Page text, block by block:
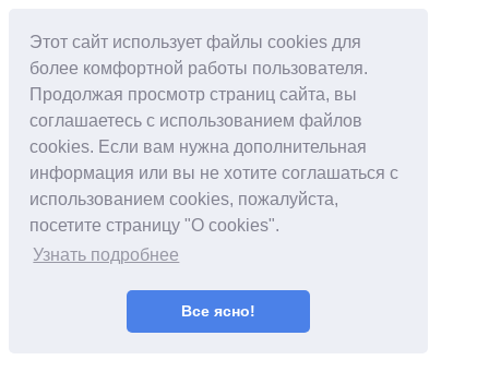
Этот сайт использует файлы cookies для
более комфортной работы пользователя.
Продолжая просмотр страниц сайта, вы
соглашаетесь с использованием файлов
cookies. Если вам нужна дополнительная
информация или вы не хотите соглашаться с
использованием cookies, пожалуйста,
посетите страницу "О cookies".
Узнать подробнее
Все ясно!